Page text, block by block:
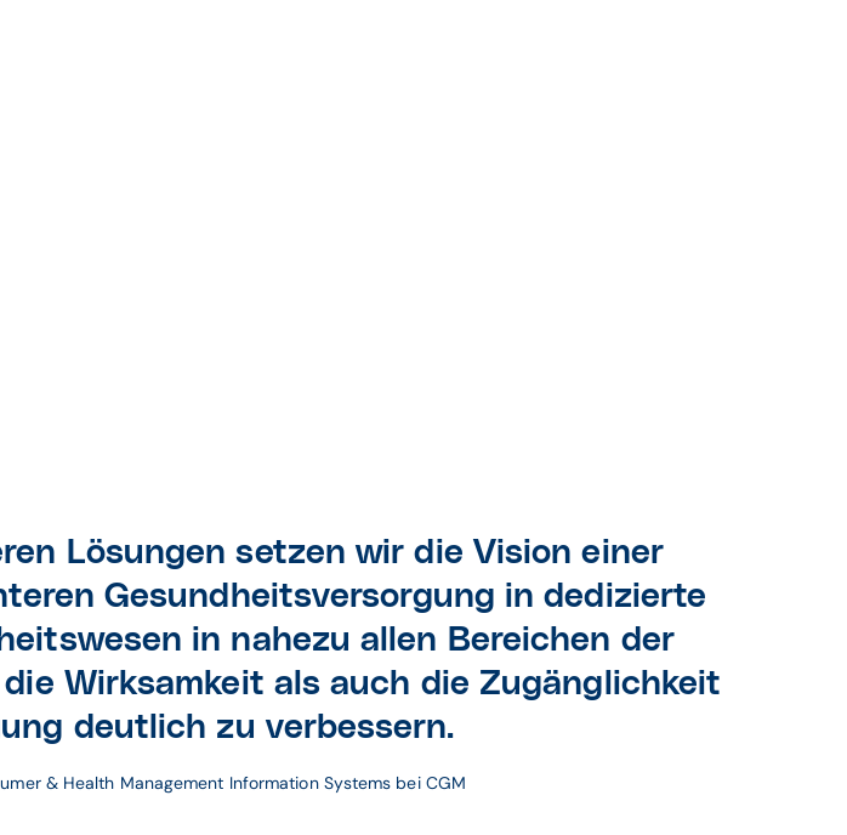
Lösungen setzen wir die Visioneiner
Gesundheitsversorgung in dedizierte
in nahezu allen Bereichen der
Wirksamkeit als auch die Zugänglichkeit
deutlich zu verbessern.
& Health Management Information Systems bei CGM